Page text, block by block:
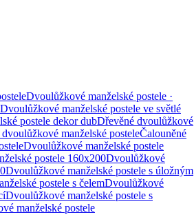
Dvoulůžkové manželské postele ·
Dvoulůžkové manželské postele ve světlé
postele dekor dubDřevěné dvoulůžkové
manželské posteleČalouněné
Dvoulůžkové manželské postele
postele 160x200Dvoulůžkové
Dvoulůžkové manželské postele s úložným
postele s čelemDvoulůžkové
Dvoulůžkové manželské postele s
manželské postele